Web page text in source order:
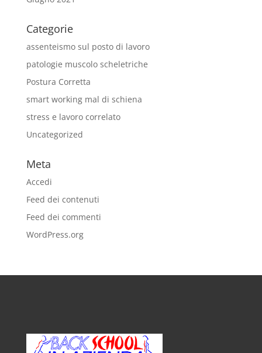
Categorie
assenteismo sul posto di lavoro
patologie muscolo scheletriche
Postura Corretta
smart working mal di schiena
stress e lavoro correlato
Uncategorized
Meta
Accedi
Feed dei contenuti
Feed dei commenti
WordPress.org